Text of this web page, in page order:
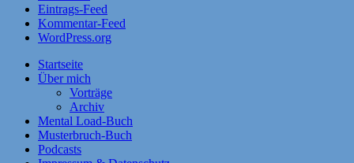
Eintrags-Feed
Kommentar-Feed
WordPress.org
Startseite
Über mich
Vorträge
Archiv
Mental Load-Buch
Musterbruch-Buch
Podcasts